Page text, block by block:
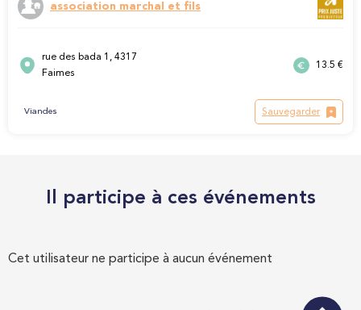
association marchal et fils
rue des bada 1, 4317
Faimes
13.5 €
Viandes Sauvegarder
Il participe à ces événements
Cet utilisateur ne participe à aucun événement